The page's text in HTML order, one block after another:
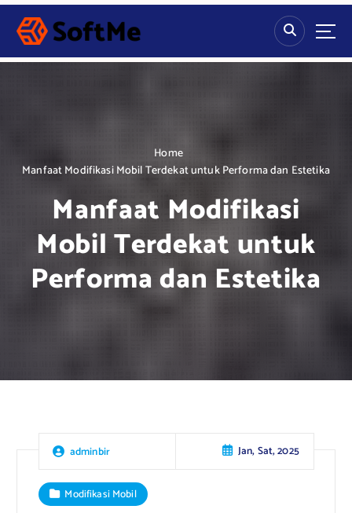
S
p
Home
Manfaat Modifikasi Mobil Terdekat untuk Performa dan Estetika
Manfaat Modifikasi
Mobil Terdekat untuk
Performa dan Estetika
adminbir Jan, Sat, 2025
Modifikasi Mobil